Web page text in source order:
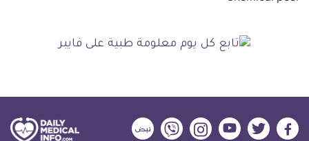
ديلي
ديلي
ديلي
ديلي
ديلي
ديلي